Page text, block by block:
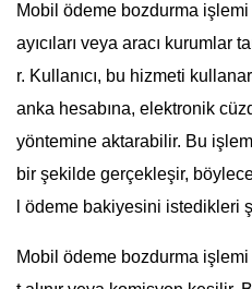
Mobil ödeme bozdurma
ayıcıları veya aracı kurumlar
r. Kullanıcı, bu hizmeti
anka hesabına, elektronik
yöntemine aktarabilir. Bu
bir şekilde gerçekleşir,
l ödeme bakiyesini istedikleri
Mobil ödeme bozdurma